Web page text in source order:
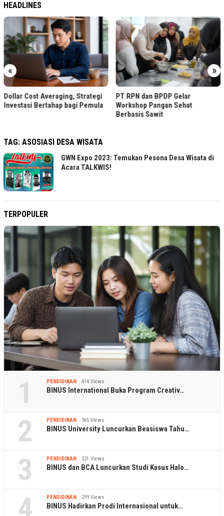
HEADLINES
« »
Dollar Cost Averaging, Strategi
Investasi Bertahap bagi Pemula
PT RPN dan BPDP Gelar
Workshop Pangan Sehat
Berbasis Sawit
TAG: ASOSIASI DESA WISATA
GWN Expo 2023: Temukan Pesona Desa Wisata di
Acara TALKWIS!
TERPOPULER
1 PENDIDIKAN 414 Views
BINUS International Buka Program Creativ…
2 PENDIDIKAN 365 Views
BINUS University Luncurkan Beasiswa Tahu…
3 PENDIDIKAN 321 Views
BINUS dan BCA Luncurkan Studi Kasus Halo…
4 PENDIDIKAN 299 Views
BINUS Hadirkan Prodi Internasional untuk…